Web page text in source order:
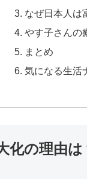
なぜ日本人は
やす子さんの
まとめ
気になる生活
化の理由